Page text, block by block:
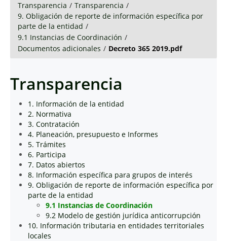
Transparencia / Transparencia /
9. Obligación de reporte de información específica por
parte de la entidad /
9.1 Instancias de Coordinación /
Documentos adicionales / Decreto 365 2019.pdf
Transparencia
1. Información de la entidad
2. Normativa
3. Contratación
4. Planeación, presupuesto e Informes
5. Trámites
6. Participa
7. Datos abiertos
8. Información específica para grupos de interés
9. Obligación de reporte de información específica por
parte de la entidad
9.1 Instancias de Coordinación
9.2 Modelo de gestión jurídica anticorrupción
10. Información tributaria en entidades territoriales
locales